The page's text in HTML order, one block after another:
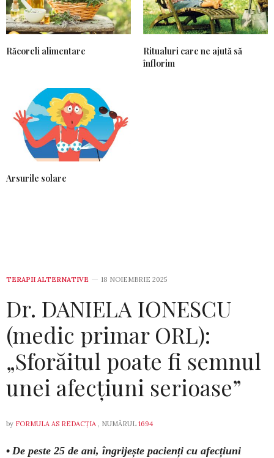
Răcoreli alimentare
Ritualuri care ne ajută să
înflorim
Arsurile solare
TERAPII ALTERNATIVE 18 NOIEMBRIE 2025
Dr. DANIELA IONESCU
(medic primar ORL):
„Sforăitul poate fi semnul
unei afecțiuni serioase”
by FORMULA AS REDACȚIA , NUMĂRUL 1694
• De peste 25 de ani, îngrijește pacienți cu afecțiuni